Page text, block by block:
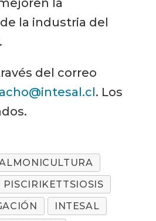
la
la industria del
del correo
. Los
PISCIRIKETTSIOSIS
INTESAL